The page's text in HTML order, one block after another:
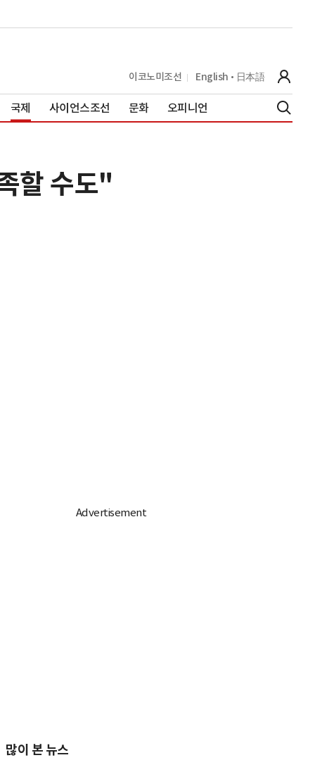
이코노미조선 English 日本語
국제 사이언스조선 문화 오피니언
할 수도"
많이 본 뉴스